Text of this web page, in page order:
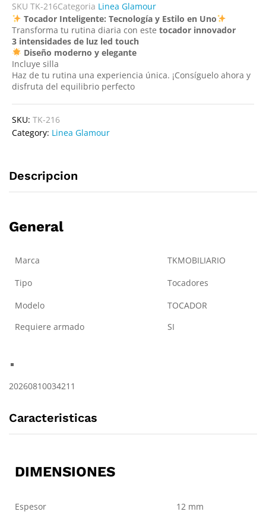
SKU TK-216Categoria Linea Glamour
Tocador Inteligente: Tecnología y Estilo en Uno
Transforma tu rutina diaria con este tocador innovador
3 intensidades de luz led touch
Diseño moderno y elegante
Incluye silla
Haz de tu rutina una experiencia única. ¡Consíguelo ahora y
disfruta del equilibrio perfecto
SKU: TK-216
Category: Linea Glamour
Descripcion
General
Marca
TKMOBILIARIO
Tipo
Tocadores
Modelo
TOCADOR
Requiere armado
SI
20260810034211
Caracteristicas
DIMENSIONES
Espesor
12 mm